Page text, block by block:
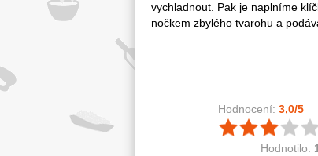
vychladnout. Pak je naplníme
nočkem zbylého tvarohu a
Hodnocení: 3,0/5
Hodnotilo: